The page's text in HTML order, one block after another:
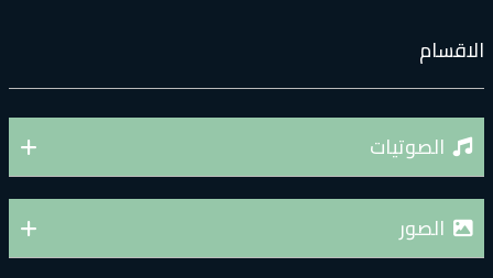
الصوتيات
الصور